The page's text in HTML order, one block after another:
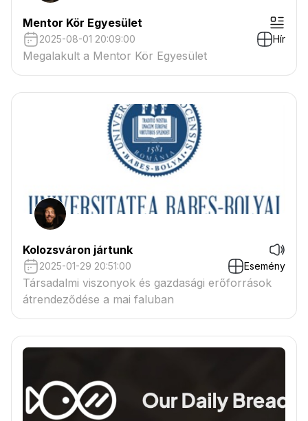
Mentor Kör Egyesület
2025-08-01 20:09:00 Hír
Megalakult a Mentor Kör Egyesület
Kolozsváron jártunk
2025-01-29 20:51:00 Esemény
Társadalmi viszonyok és gazdasági erőforrások
átrendeződése a mai faluban